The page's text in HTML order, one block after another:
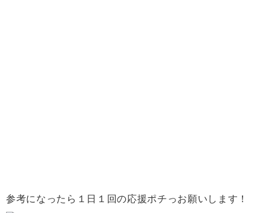
参考になったら１日１回の応援ポチっお願いします！